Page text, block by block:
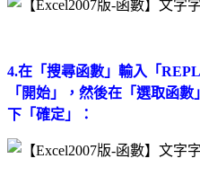
4.在「搜尋函數」輸入「
「開始」，然後在「選取函
下「確定」：